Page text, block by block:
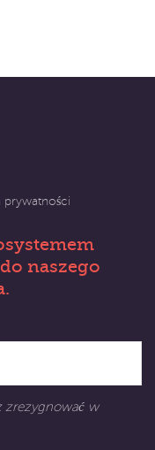
prywatności
naszego
zrezygnować w